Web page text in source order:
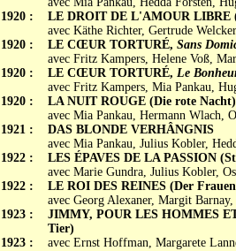
1920 :
1920 :
1920 :
1920 :
1921 :
1922 :
1922 :
1923 :
1923 :
LE DROIT DE L'AMOUR LIBRE
avec Käthe Richter, Gertrude
LE CŒUR TORTURÉ, Sans
avec Fritz Kampers, Helene Voß,
LE CŒUR TORTURÉ, Le
avec Fritz Kampers, Mia Pankau,
LA NUIT ROUGE (Die rote Nacht)
avec Mia Pankau, Hermann Wlach,
DAS BLONDE VERHÂNGNIS
avec Mia Pankau, Julius Kobler,
LES ÉPAVES DE LA PASSION
avec Marie Gundra, Julius Kobler,
LE ROI DES REINES (Der
avec Georg Alexaner, Margit
JIMMY, POUR LES HOMMES
Tier)
avec Ernst Hoffman, Margarete